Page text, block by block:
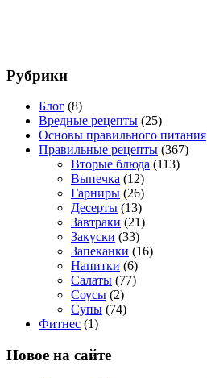
Рубрики
Блог (8)
Вредные рецепты (25)
Основы правильного питания
Правильные рецепты (367)
Вторые блюда (113)
Выпечка (12)
Гарниры (26)
Десерты (13)
Завтраки (21)
Закуски (33)
Запеканки (16)
Напитки (6)
Салаты (77)
Соусы (2)
Супы (74)
Фитнес (1)
Новое на сайте